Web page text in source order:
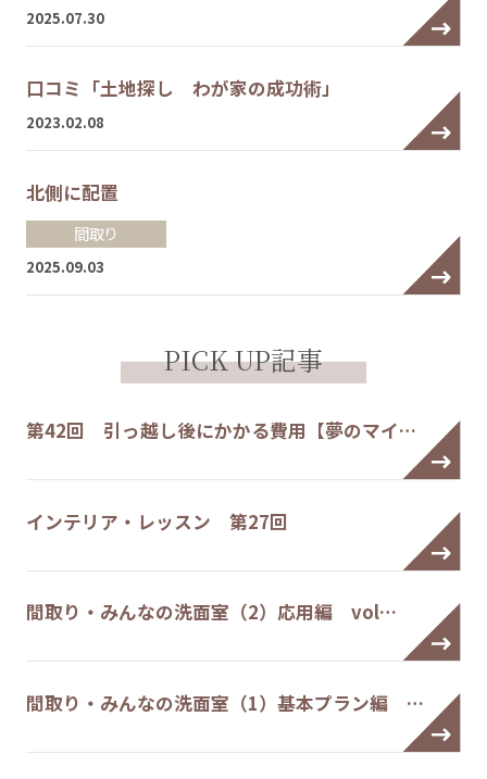
2025.07.30
口コミ「土地探し わが家の成功術」
2023.02.08
北側に配置
間取り
2025.09.03
PICK UP記事
第42回 引っ越し後にかかる費用【夢のマイ…
インテリア・レッスン 第27回
間取り・みんなの洗面室（2）応用編 vol…
間取り・みんなの洗面室（1）基本プラン編 …